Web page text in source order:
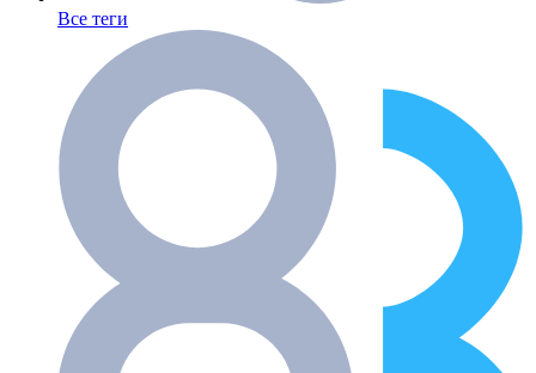
Все теги